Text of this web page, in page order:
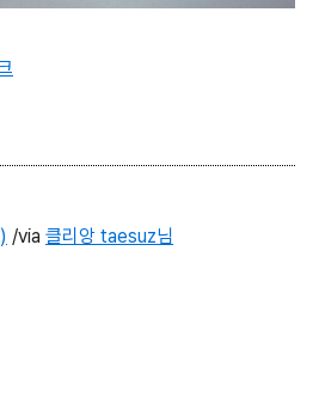
/via 클리앙 taesuz님